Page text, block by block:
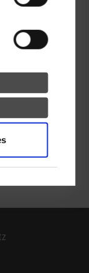
in ein PDF-
wie FreeZip
der Text
B. dann sinnvoll,
Links zu den